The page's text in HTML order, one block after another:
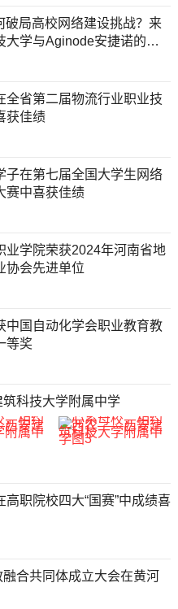
破局高校网络建设挑战？来
大学与Aginode安捷诺的精
全省第二届物流行业职业技
获佳绩
子在第七届全国大学生网络
赛中喜获佳绩
业学院荣获2024年河南省地
协会先进单位
中国自动化学会职业教育教
等奖
科技大学附属中学
高职院校四大“国赛”中成绩喜
合共同体成立大会在黄河